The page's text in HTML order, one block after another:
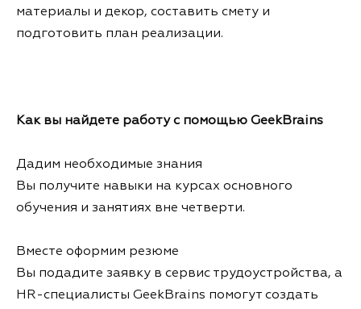
материалы и декор, составить смету и
подготовить план реализации.
Как вы найдете работу с помощью GeekBrains
Дадим необходимые знания
Вы получите навыки на курсах основного
обучения и занятиях вне четверти.
Вместе оформим резюме
Вы подадите заявку в сервис трудоустройства, а
HR-специалисты GeekBrains помогут создать